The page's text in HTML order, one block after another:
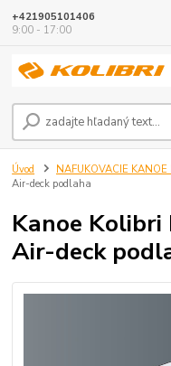
+421905101406
9:00 - 17:00
Úvod NAFUKOVACIE KANOE
Air-deck podlaha
Kanoe Kolibri
Air-deck